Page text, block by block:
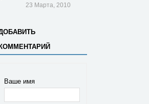
23 Марта, 2010
Ваше имя